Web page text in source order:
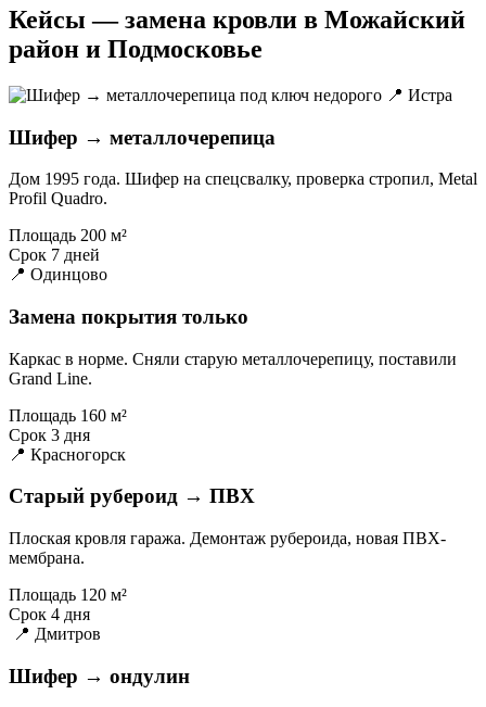
Кейсы — замена кровли в Можайский
район и Подмосковье
📍 Истра
Шифер → металлочерепица
Дом 1995 года. Шифер на спецсвалку, проверка стропил, Metal
Profil Quadro.
Площадь 200 м²
Срок 7 дней
📍 Одинцово
Замена покрытия только
Каркас в норме. Сняли старую металлочерепицу, поставили
Grand Line.
Площадь 160 м²
Срок 3 дня
📍 Красногорск
Старый рубероид → ПВХ
Плоская кровля гаража. Демонтаж рубероида, новая ПВХ-
мембрана.
Площадь 120 м²
Срок 4 дня
📍 Дмитров
Шифер → ондулин